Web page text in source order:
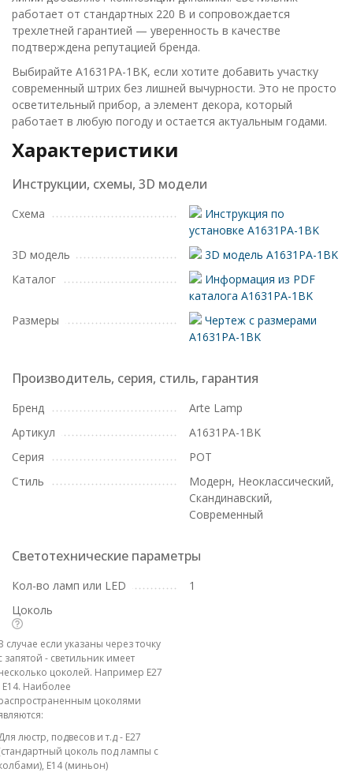
работает от стандартных 220 В и сопровождается
трехлетней гарантией — уверенность в качестве
подтверждена репутацией бренда.
Выбирайте A1631PA-1BK, если хотите добавить участку
современный штрих без лишней вычурности. Это не просто
осветительный прибор, а элемент декора, который
работает в любую погоду и остается актуальным годами.
Характеристики
Инструкции, схемы, 3D модели
Схема
Инструкция по
установке A1631PA-1BK
3D модель
3D модель A1631PA-1BK
Каталог
Информация из PDF
каталога A1631PA-1BK
Размеры
Чертеж с размерами
A1631PA-1BK
Производитель, серия, стиль, гарантия
Бренд
Arte Lamp
Артикул
A1631PA-1BK
Серия
POT
Стиль
Модерн, Неоклассический,
Скандинавский,
Современный
Светотехнические параметры
Кол-во ламп или LED
1
Цоколь
случае если указаны через точку
запятой - светильник имеет
цоколей. Например E27
E14. Наиболее
цоколями
люстр, подвесов и т.д - E27
цоколь под лампы с
E14 (миньон)